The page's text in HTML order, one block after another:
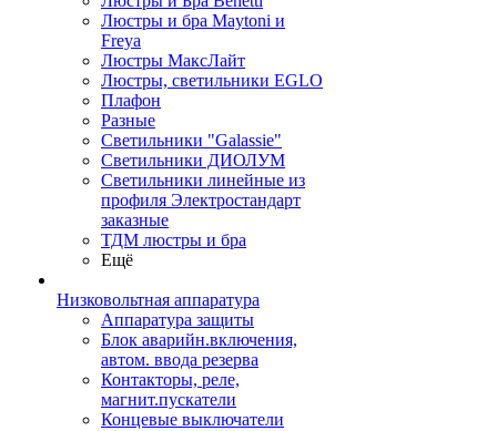
Люстры и бра Maytoni и
Freya
Люстры МаксЛайт
Люстры, светильники EGLO
Плафон
Разные
Светильники "Galassie"
Светильники ДИОЛУМ
Светильники линейные из
профиля Электростандарт
заказные
ТДМ люстры и бра
Ещё
Низковольтная аппаратура
Аппаратура защиты
Блок аварийн.включения,
автом. ввода резерва
Контакторы, реле,
магнит.пускатели
Концевые выключатели